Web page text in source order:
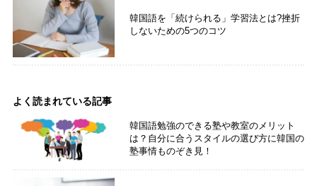
韓国語を「続けられる」学習法とは?挫折
しないための5つのコツ
よく読まれている記事
韓国語勉強のできる塾や教室のメリット
は？自分に合うスタイルの選び方に韓国の
塾事情ものぞき見！